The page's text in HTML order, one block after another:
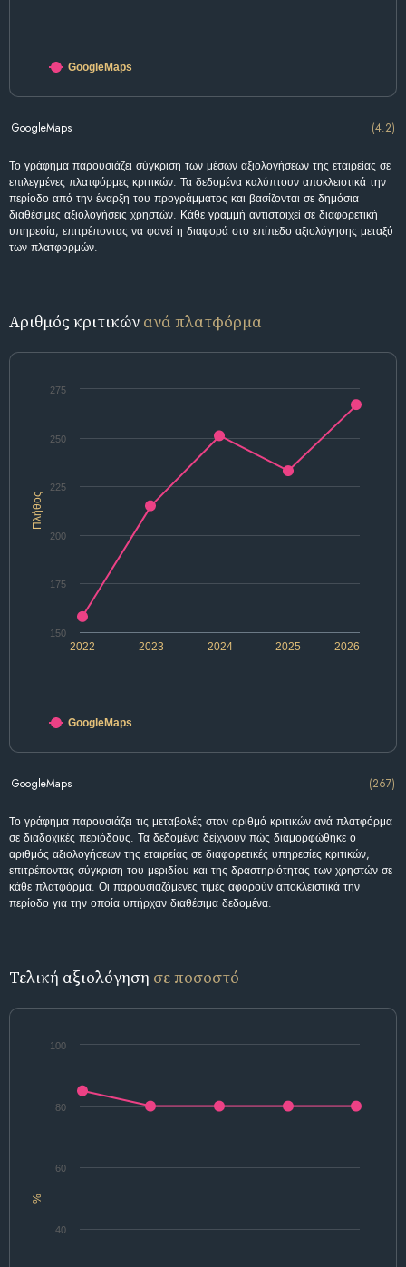
GoogleMaps
GoogleMaps (4.2)
Το γράφημα παρουσιάζει σύγκριση των μέσων αξιολογήσεων της εταιρείας σε
επιλεγμένες πλατφόρμες κριτικών. Τα δεδομένα καλύπτουν αποκλειστικά την
περίοδο από την έναρξη του προγράμματος και βασίζονται σε δημόσια
διαθέσιμες αξιολογήσεις χρηστών. Κάθε γραμμή αντιστοιχεί σε διαφορετική
υπηρεσία, επιτρέποντας να φανεί η διαφορά στο επίπεδο αξιολόγησης μεταξύ
των πλατφορμών.
Αριθμός κριτικών ανά πλατφόρμα
Πλήθος
2022 2024 2026
2023 2025
150
175
200
225
250
275
GoogleMaps
GoogleMaps (267)
Το γράφημα παρουσιάζει τις μεταβολές στον αριθμό κριτικών ανά πλατφόρμα
σε διαδοχικές περιόδους. Τα δεδομένα δείχνουν πώς διαμορφώθηκε ο
αριθμός αξιολογήσεων της εταιρείας σε διαφορετικές υπηρεσίες κριτικών,
επιτρέποντας σύγκριση του μεριδίου και της δραστηριότητας των χρηστών σε
κάθε πλατφόρμα. Οι παρουσιαζόμενες τιμές αφορούν αποκλειστικά την
περίοδο για την οποία υπήρχαν διαθέσιμα δεδομένα.
Τελική αξιολόγηση σε ποσοστό
%
40
60
80
100